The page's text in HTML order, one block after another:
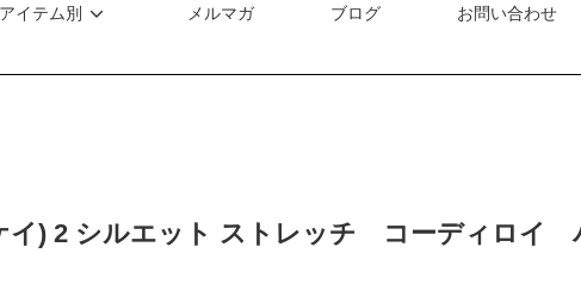
アイテム別 メルマガ ブログ お問い合わせ
イ) 2 シルエット ストレッチ コーディロイ